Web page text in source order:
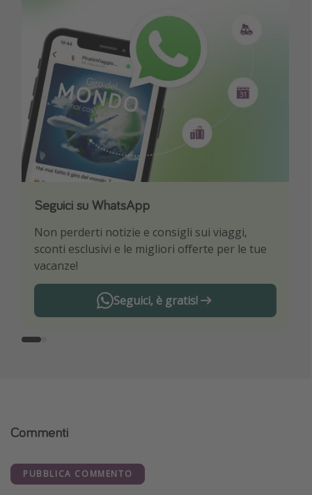
Seguici su WhatsApp
Non perderti notizie e consigli sui viaggi,
sconti esclusivi e le migliori offerte per le tue
vacanze!
Seguici, è gratis!
Scarica la nostra App
Sii il primo a conoscere le migliori offerte di
viaggio
Commenti
PUBBLICA COMMENTO